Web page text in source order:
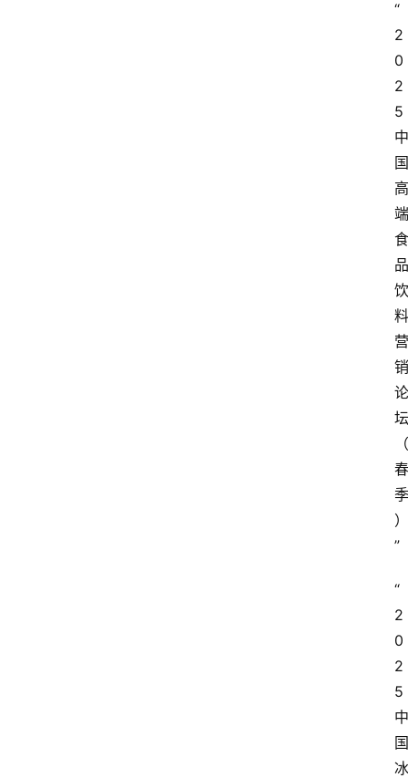
“
2
0
2
5
中
国
高
端
食
品
饮
料
营
销
论
坛
（
春
季
）
”
“
2
0
2
5
中
国
冰